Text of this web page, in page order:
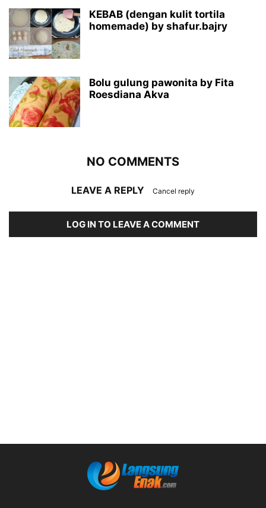
KEBAB (dengan kulit tortila
homemade) by shafur.bajry
Bolu gulung pawonita by Fita
Roesdiana Akva
NO COMMENTS
LEAVE A REPLY Cancel reply
LOG IN TO LEAVE A COMMENT